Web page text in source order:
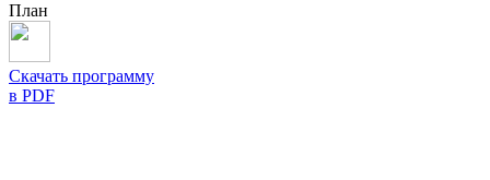
План
Скачать программу
в PDF